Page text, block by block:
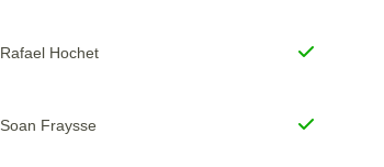
Rafael Hochet
Soan Fraysse